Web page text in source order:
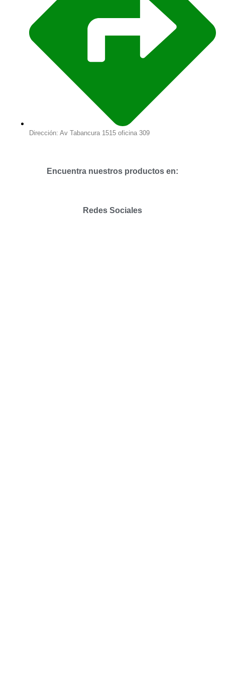
Dirección: Av Tabancura 1515 oficina 309
Encuentra nuestros productos en:
Redes Sociales